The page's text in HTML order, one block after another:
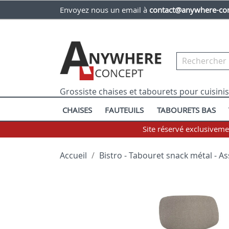
Envoyez nous un email à contact@anywhere-
Grossiste chaises et tabourets pour
CHAISES FAUTEUILS TABOURETS BAS
Site réservé
Accueil Bistro - Tabouret snack métal -